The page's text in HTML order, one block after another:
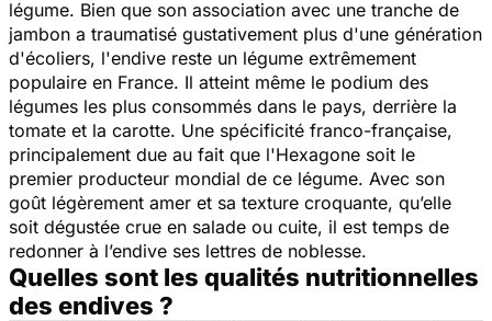
légume. Bien que son association avec une tranche de
jambon a traumatisé gustativement plus d'une génération
d'écoliers, l'endive reste un légume extrêmement
populaire en France. Il atteint même le podium des
légumes les plus consommés dans le pays, derrière la
tomate et la carotte. Une spécificité franco-française,
principalement due au fait que l'Hexagone soit le
premier producteur mondial de ce légume. Avec son
goût légèrement amer et sa texture croquante, qu’elle
soit dégustée crue en salade ou cuite, il est temps de
redonner à l’endive ses lettres de noblesse.
Quelles sont les qualités nutritionnelles
des endives ?